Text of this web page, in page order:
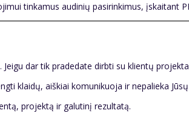
tinkamus audinių pasirinkimus, įskaitant
dar tik pradedate dirbti su klientų
klaidų, aiškiai komunikuoja ir nepalieka
projektą ir galutinį rezultatą.